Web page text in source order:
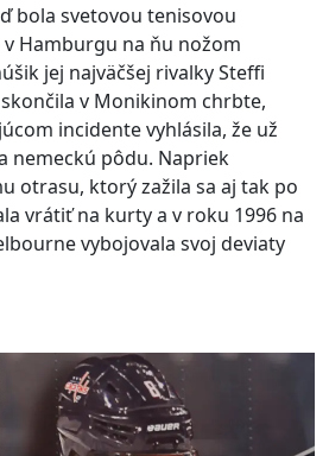
bola svetovou tenisovou
Hamburgu na ňu nožom
jej najväčšej rivalky Steffi
v Monikinom chrbte,
incidente vyhlásila, že už
nemeckú pôdu. Napriek
otrasu, ktorý zažila sa aj tak po
vrátiť na kurty a v roku 1996 na
vybojovala svoj deviaty